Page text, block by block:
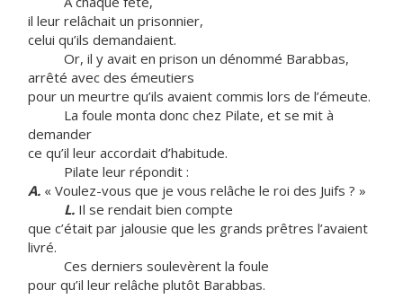
il leur relâchait un prisonnier,
celui qu’ils demandaient.
Or, il y avait en prison un dénommé Barabbas,
arrêté avec des émeutiers
pour un meurtre qu’ils avaient commis lors de l’émeute.
La foule monta donc chez Pilate, et se mit à
demander
ce qu’il leur accordait d’habitude.
Pilate leur répondit :
A. « Voulez-vous que je vous relâche le roi des Juifs ? »
L. Il se rendait bien compte
que c’était par jalousie que les grands prêtres l’avaient
livré.
Ces derniers soulevèrent la foule
pour qu’il leur relâche plutôt Barabbas.